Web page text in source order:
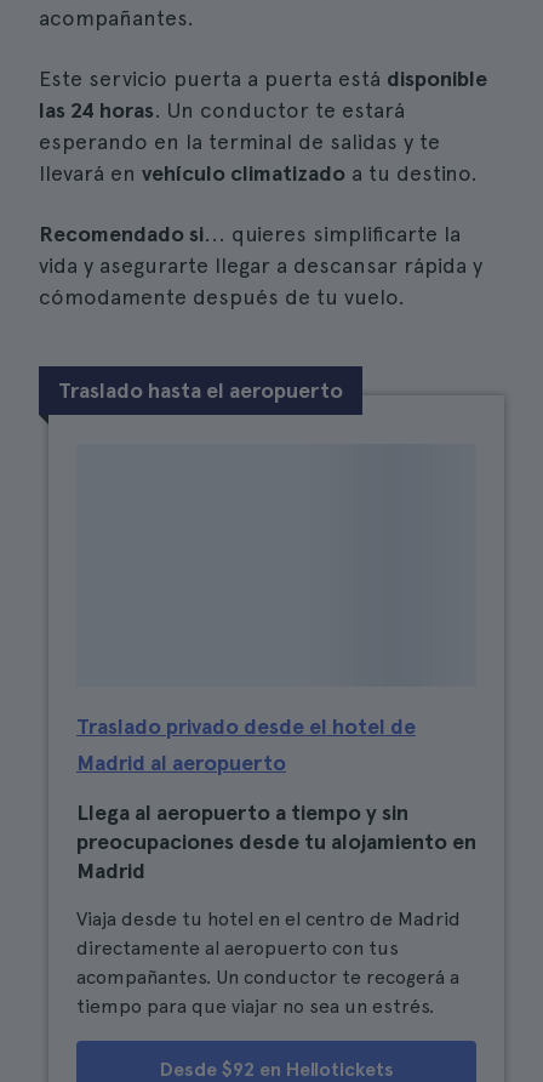
acompañantes.
Este servicio puerta a puerta está disponible
las 24 horas. Un conductor te estará
esperando en la terminal de salidas y te
llevará en vehículo climatizado a tu destino.
Recomendado si... quieres simplificarte la
vida y asegurarte llegar a descansar rápida y
cómodamente después de tu vuelo.
Traslado hasta el aeropuerto
Traslado privado desde el hotel de
Madrid al aeropuerto
Llega al aeropuerto a tiempo y sin
preocupaciones desde tu alojamiento en
Madrid
Viaja desde tu hotel en el centro de Madrid
directamente al aeropuerto con tus
acompañantes. Un conductor te recogerá a
tiempo para que viajar no sea un estrés.
Desde $92 en Hellotickets